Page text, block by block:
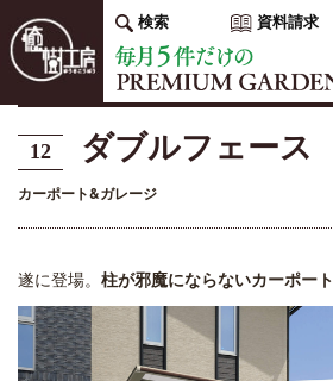
検索 資料請求
12 ダブルフェース
カーポート&ガレージ
遂に登場。 柱が邪魔にならないカーポート